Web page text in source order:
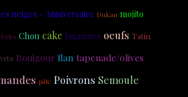
neiges - Anniversaire Dukan mojito
Chou cake lasagnes oeufs Tatin
Boulgour flan tapenade/olives
pâte Poivrons Semoule